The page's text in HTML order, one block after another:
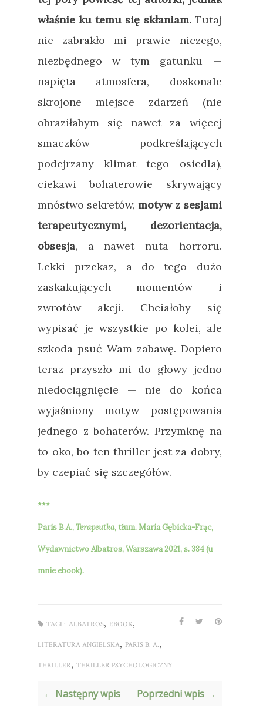
właśnie ku temu się skłaniam.Tutaj
nie zabrakło mi prawie niczego,
niezbędnego w tym gatunku —
napięta atmosfera, doskonale
skrojone miejsce zdarzeń (nie
obraziłabym się nawet za więcej
smaczków podkreślających
podejrzany klimat tego osiedla),
ciekawi bohaterowie skrywający
mnóstwo sekretów,motyw z sesjami
terapeutycznymi, dezorientacja,
obsesja, a nawet nuta horroru.
Lekki przekaz, a do tego dużo
zaskakujących momentów i
zwrotów akcji. Chciałoby się
wypisać je wszystkie po kolei, ale
szkoda psuć Wam zabawę. Dopiero
teraz przyszło mi do głowy jedno
niedociągnięcie — nie do końca
wyjaśniony motyw postępowania
jednego z bohaterów. Przymknę na
to oko, bo ten thriller jest za dobry,
by czepiać się szczegółów.
***
Paris B.A.,Terapeutka, tłum.Maria Gębicka-Frąc,
Wydawnictwo Albatros, Warszawa 2021, s. 384 (u
mnie ebook).
TAGI : ALBATROS, EBOOK,
LITERATURA ANGIELSKA, PARIS B. A.,
THRILLER, THRILLER PSYCHOLOGICZNY
← Następny wpis Poprzedni wpis →